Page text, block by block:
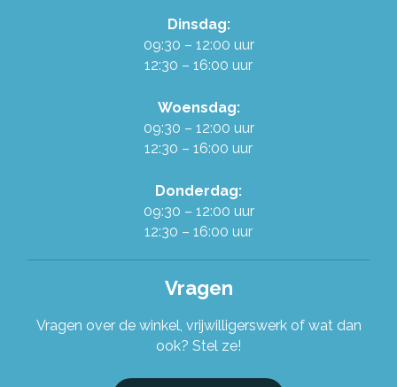
Werken in de Ruilwinkel
Stel je vraag!
Dinsdag:
09:30 – 12:00 uur
12:30 – 16:00 uur
Woensdag:
09:30 – 12:00 uur
12:30 – 16:00 uur
Donderdag:
09:30 – 12:00 uur
12:30 – 16:00 uur
Vragen
Vragen over de winkel, vrijwilligerswerk of wat dan
ook? Stel ze!